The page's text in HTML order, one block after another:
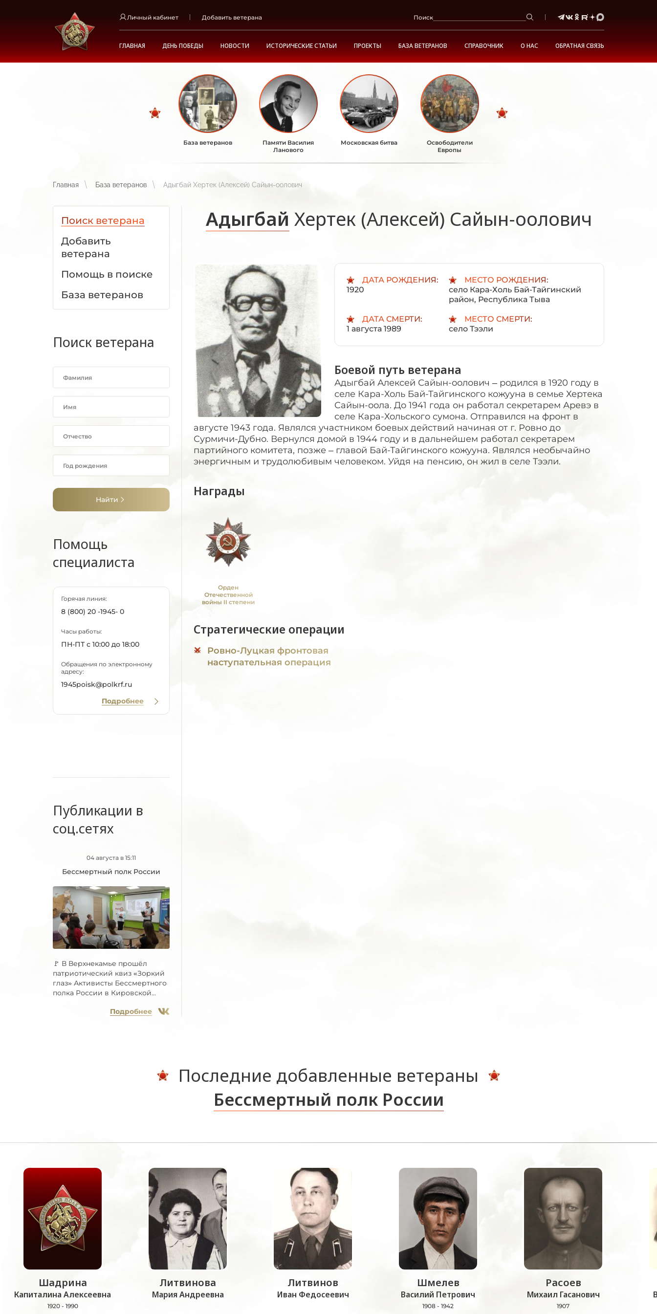
Личный кабинет Добавить ветерана Поиск
ГЛАВНАЯ ДЕНЬ ПОБЕДЫ НОВОСТИ ИСТОРИЧЕСКИЕ СТАТЬИ ПРОЕКТЫ БАЗА ВЕТЕРАНОВ СПРАВОЧНИК О НАС ОБРАТНАЯ СВЯЗЬ
База ветеранов
Памяти Василия
Ланового
Московская битва
Освободители
Европы
Главная База ветеранов Адыгбай Хертек (Алексей) Сайын-оолович
Поиск ветерана
Добавить
ветерана
Помощь в поиске
База ветеранов
Поиск ветерана
Найти
Помощь
специалиста
Горячая линия:
8 (800) 20 -1945- 0
Часы работы:
ПН-ПТ с 10:00 до 18:00
Обращения по электронному
адресу:
1945poisk@polkrf.ru
Подробнее
Публикации в
соц.сетях
04 августа в 15:11
Бессмертный полк России
🚩 В Верхнекамье прошёл
патриотический квиз «Зоркий
глаз» Активисты Бессмертного
полка России в Кировской...
Подробнее
Адыгбай Хертек (Алексей) Сайын-оолович
ДАТА РОЖДЕНИЯ:
1920
МЕСТО РОЖДЕНИЯ:
село Кара-Холь Бай-Тайгинский
район, Республика Тыва
ДАТА СМЕРТИ:
1 августа 1989
МЕСТО СМЕРТИ:
село Тээли
Боевой путь ветерана
Адыгбай Алексей Сайын-оолович – родился в 1920 году в
селе Кара-Холь Бай-Тайгинского кожууна в семье Хертека
Сайын-оола. До 1941 года он работал секретарем Аревэ в
селе Кара-Хольского сумона. Отправился на фронт в
августе 1943 года. Являлся участником боевых действий начиная от г. Ровно до
Сурмичи-Дубно. Вернулся домой в 1944 году и в дальнейшем работал секретарем
партийного комитета, позже – главой Бай-Тайгинского кожууна. Являлся необычайно
энергичным и трудолюбивым человеком. Уйдя на пенсию, он жил в селе Тээли.
Награды
Орден
Отечественной
войны II степени
Стратегические операции
Ровно-Луцкая фронтовая
наступательная операция
Последние добавленные ветераны
Бессмертный полк России
Шадрина
Капиталина Алексеевна
1920 - 1990
Литвинова
Мария Андреевна
Литвинов
Иван Федосеевич
Шмелев
Василий Петрович
1908 - 1942
Расоев
Михаил Гасанович
1907